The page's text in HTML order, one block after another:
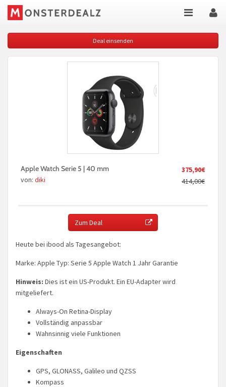
Deal einsenden
375,90€
414,00€
Apple Watch Serie 5 | 40 mm
von: diki
Zum Deal
Heute bei ibood als Tagesangebot:
Marke: Apple Typ: Serie 5 Apple Watch 1 Jahr Garantie
Hinweis: Dies ist ein US-Produkt. Ein EU-Adapter wird
mitgeliefert.
Always-On Retina-Display
Vollständig anpassbar
Wahnsinnig viele Funktionen
Eigenschaften
GPS, GLONASS, Galileo und QZSS
Kompass